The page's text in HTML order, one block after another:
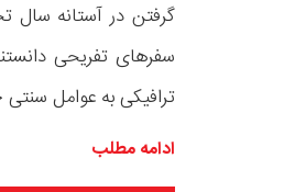
گرفتن در آستانه سال
سفرهای تفریحی
ترافیکی به عوامل
ادامه مطلب